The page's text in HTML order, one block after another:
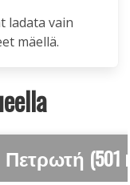
ladata vain
mäellä.
Πετρωτή (501